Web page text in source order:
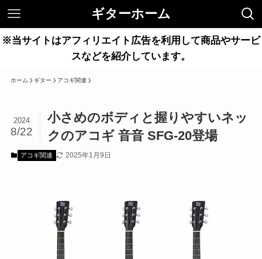
ギターホーム
※当サイトはアフィリエイト広告を利用して商品やサービ
スなどを紹介しています。
ホーム ギター アコギ関連
小さめのボディと握りやすいネッ
クのアコギ 音音 SFG-20登場
2024
8/22
アコギ関連 2025年1月9日